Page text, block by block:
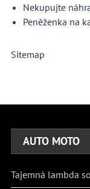
Nekupujte
Peněženka na
Sitemap
AUTO MOTO
Tajemná lambda